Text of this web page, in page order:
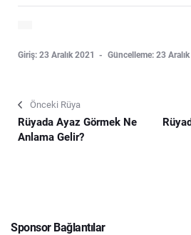
Giriş: 23 Aralık 2021 Güncelleme: 23
Önceki Rüya
Rüyada Ayaz Görmek Ne
Anlama Gelir?
Sponsor Bağlantılar